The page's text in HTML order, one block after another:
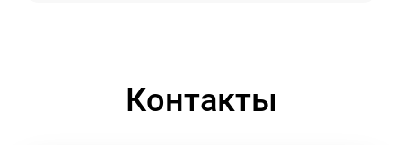
Контакты